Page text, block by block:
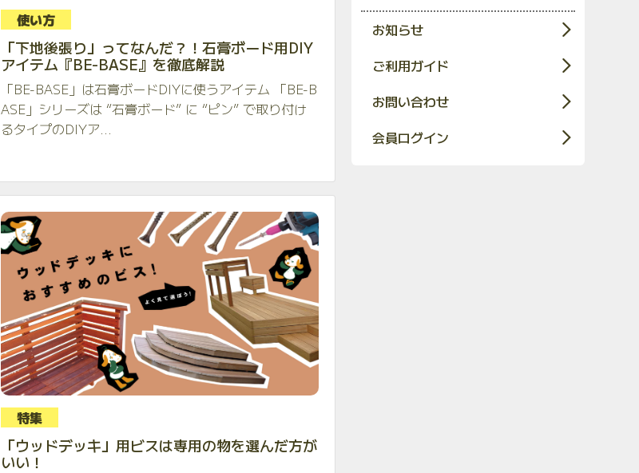
使い方
「下地後張り」ってなんだ？！石膏ボード用DIY
アイテム『BE-BASE』を徹底解説
「BE-BASE」は石膏ボードDIYに使うアイテム 「BE-B
ASE」シリーズは “石膏ボード” に “ピン” で取り付け
るタイプのDIYア...
特集
「ウッドデッキ」用ビスは専用の物を選んだ方が
いい！
お知らせ
ご利用ガイド
お問い合わせ
会員ログイン